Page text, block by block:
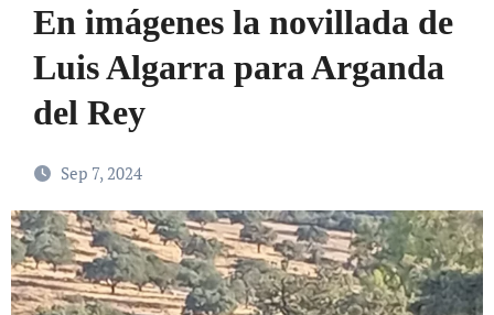
En imágenes la novillada de
Luis Algarra para Arganda
del Rey
Sep 7, 2024